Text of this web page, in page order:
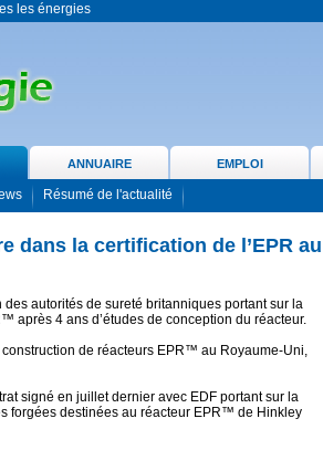
les énergies
ANNUAIRE EMPLOI
Résumé de l'actualité
dans la certification de l’EPR au
autorités de sureté britanniques portant sur la
après 4 ans d’études de conception du réacteur.
construction de réacteurs EPR™ au Royaume-Uni,
signé en juillet dernier avec EDF portant sur la
forgées destinées au réacteur EPR™ de Hinkley